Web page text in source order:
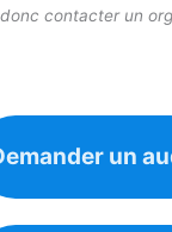
contacter un
un